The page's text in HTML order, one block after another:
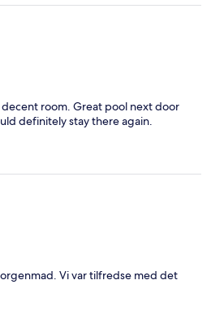
room. Great pool next door
definitely stay there again.
Vi var tilfredse med det